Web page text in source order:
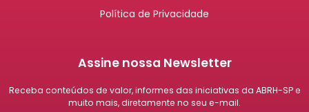
Política de Privacidade
Assine nossa Newsletter
Receba conteúdos de valor, informes das iniciativas da ABRH-SP e
muito mais, diretamente no seu e-mail.